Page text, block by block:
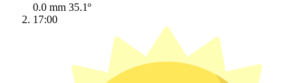
0.0 mm 35.1º
17:00